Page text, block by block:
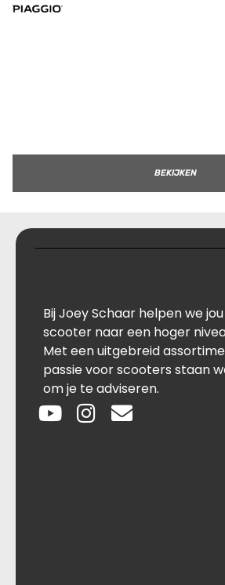
BEKIJKEN
Bij Joey Schaar helpen we
scooter naar een hoger
Met een uitgebreid
passie voor scooters staan
om je te adviseren.